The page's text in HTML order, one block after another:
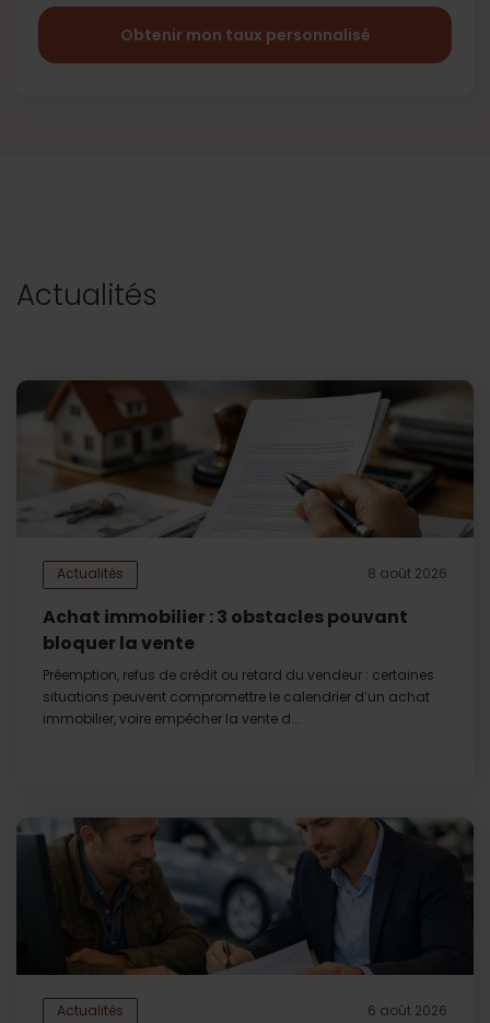
Obtenir mon taux personnalisé
Actualités
Actualités 8 août 2026
Achat immobilier : 3 obstacles pouvant
bloquer la vente
Préemption, refus de crédit ou retard du vendeur : certaines
situations peuvent compromettre le calendrier d’un achat
immobilier, voire empêcher la vente d...
Actualités 6 août 2026